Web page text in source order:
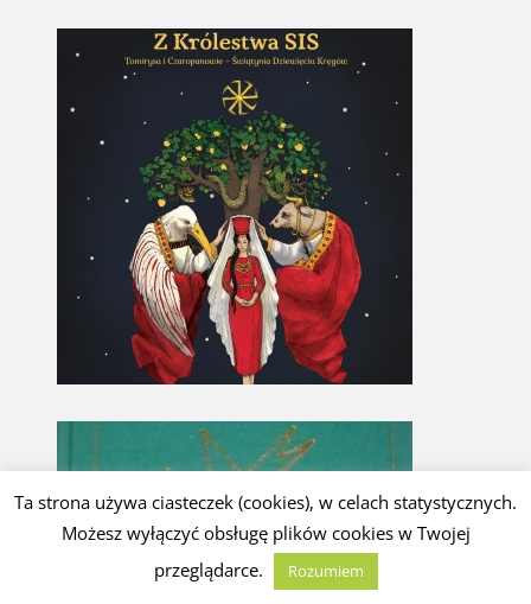
Ta strona używa ciasteczek (cookies), w celach statystycznych.
Możesz wyłączyć obsługę plików cookies w Twojej
przeglądarce.
Rozumiem